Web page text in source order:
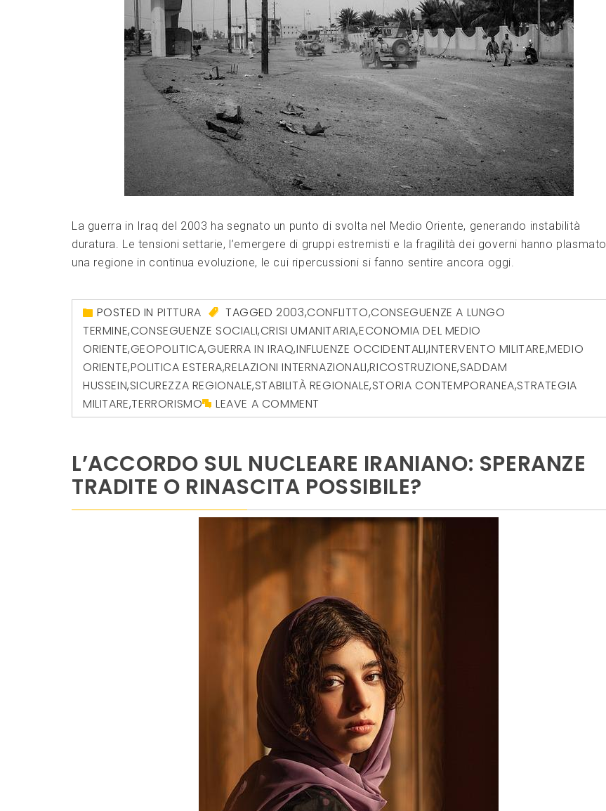
La guerra in Iraq del 2003 ha segnato un punto di svolta nel Medio Oriente, generando instabilità
duratura. Le tensioni settarie, l’emergere di gruppi estremisti e la fragilità dei governi hanno plasmato
una regione in continua evoluzione, le cui ripercussioni si fanno sentire ancora oggi.
POSTED IN PITTURA TAGGED2003,CONFLITTO,CONSEGUENZE A LUNGO
TERMINE,CONSEGUENZE SOCIALI,CRISI UMANITARIA,ECONOMIA DEL MEDIO
ORIENTE,GEOPOLITICA,GUERRA IN IRAQ,INFLUENZE OCCIDENTALI,INTERVENTO MILITARE,MEDIO
ORIENTE,POLITICA ESTERA,RELAZIONI INTERNAZIONALI,RICOSTRUZIONE,SADDAM
HUSSEIN,SICUREZZA REGIONALE,STABILITÀ REGIONALE,STORIA CONTEMPORANEA,STRATEGIA
MILITARE,TERRORISMO LEAVE A COMMENT
L’ACCORDO SUL NUCLEARE IRANIANO: SPERANZE
TRADITE O RINASCITA POSSIBILE?